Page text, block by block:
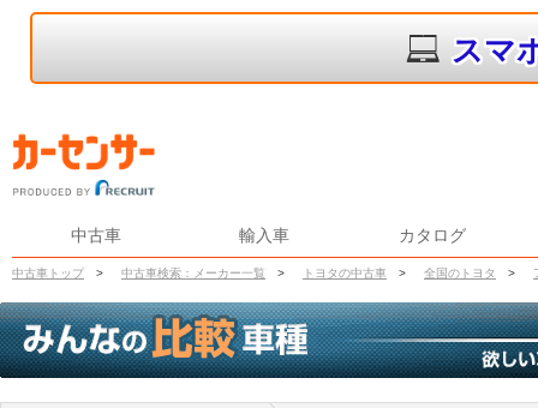
スマ
中古車 輸入車 カタログ
中古車トップ > 中古車検索：メーカー一覧 > トヨタの中古車 > 全国のトヨタ >